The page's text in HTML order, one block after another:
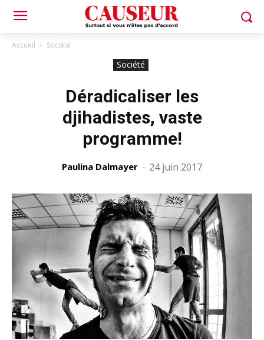
Accueil Société
Société
Déradicaliser les
djihadistes, vaste
programme!
Paulina Dalmayer - 24 juin 2017